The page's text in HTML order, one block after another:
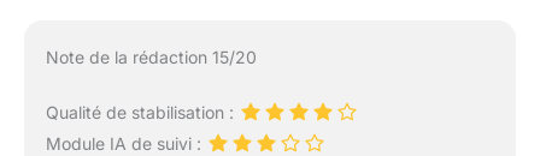
Note de la rédaction 15/20
Qualité de stabilisation :
Module IA de suivi :